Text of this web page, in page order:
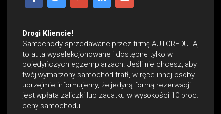
Drogi Kliencie!
Samochody sprzedawane przez firmę AUTOREDUTA,
to auta wyselekcjonowane i dostępne tylko w
pojedyńczych egzemplarzach. Jeśli nie chcesz, aby
twój wymarzony samochód trafł‚ w ręce innej osoby -
uprzejmie informujemy, że jedyną formą rezerwacji
jest wpłata zaliczki lub zadatku w wysokości 10 proc.
ceny samochodu.